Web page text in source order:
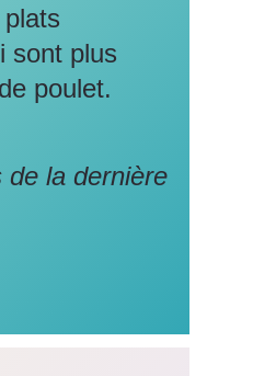
sont plus
poulet.
de la dernière